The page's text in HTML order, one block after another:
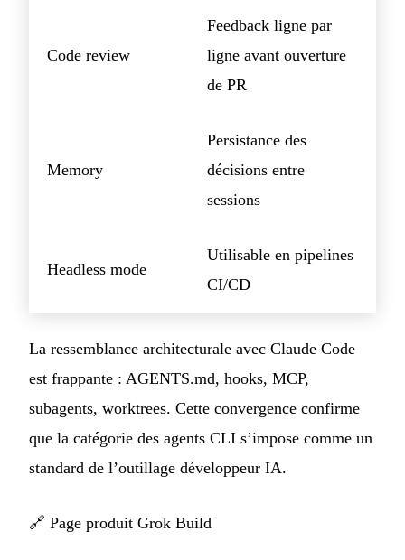
Code review
Feedback ligne par
ligne avant ouverture
de PR
Memory
Persistance des
décisions entre
sessions
Headless mode
Utilisable en pipelines
CI/CD
La ressemblance architecturale avec Claude Code
est frappante : AGENTS.md, hooks, MCP,
subagents, worktrees. Cette convergence confirme
que la catégorie des agents CLI s’impose comme un
standard de l’outillage développeur IA.
🔗 Page produit Grok Build